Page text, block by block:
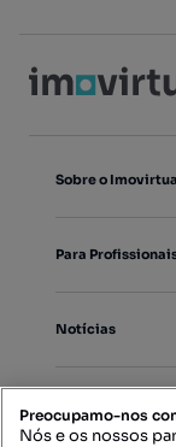
Sobre o
Para
Notícias
Preocupamo-nos
Nós e os nossos